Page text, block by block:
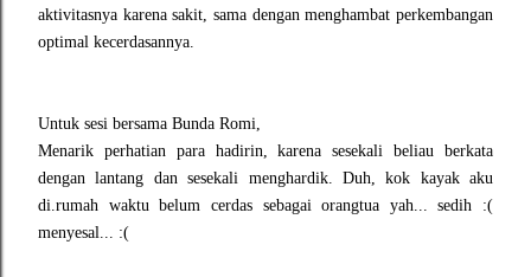
aktivitasnya karena sakit, sama dengan menghambat perkembangan
optimal kecerdasannya.
Untuk sesi bersama Bunda Romi,
Menarik perhatian para hadirin, karena sesekali beliau berkata
dengan lantang dan sesekali menghardik. Duh, kok kayak aku
di.rumah waktu belum cerdas sebagai orangtua yah... sedih :(
menyesal... :(